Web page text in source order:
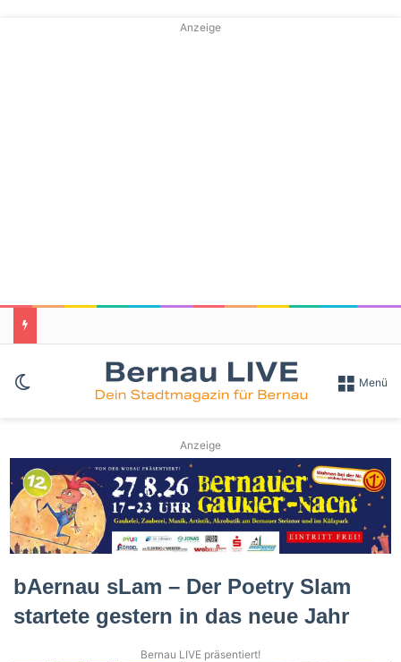
Anzeige
Skin umschalten Menü
Anzeige
bAernau sLam – Der Poetry Slam
startete gestern in das neue Jahr
Bernau LIVE präsentiert!